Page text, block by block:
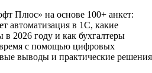
Плюс» на основе 100+ анкет:
автоматизация в 1С, какие
в 2026 году и как бухгалтеры
время с помощью цифровых
выводы и практические решения